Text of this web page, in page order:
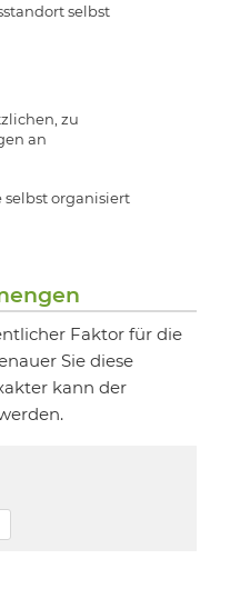
selbst
zu
an
selbst organisiert
Faktor für die
Sie diese
kann der